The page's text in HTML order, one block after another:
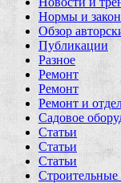
Нормы и
Обзор
Публикации
Разное
Ремонт
Ремонт
Ремонт и
Садовое
Статьи
Статьи
Статьи